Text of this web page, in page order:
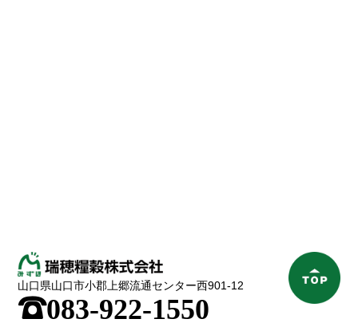
山口県山口市小郡上郷流通センター西901-12
;083-922-1550